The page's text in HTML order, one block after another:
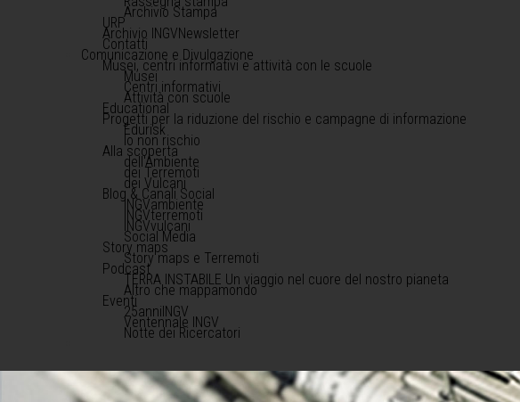
Archivio Stampa
URP
Archivio INGVNewsletter
Contatti
Comunicazione e Divulgazione
Musei, centri informativi e attività con le scuole
Musei
Centri informativi
Attività con scuole
Educational
Progetti per la riduzione del rischio e campagne di informazione
Edurisk
Io non rischio
Alla scoperta
dell'Ambiente
dei Terremoti
dei Vulcani
Blog & Canali Social
INGVambiente
INGVterremoti
INGVvulcani
Social Media
Story maps
Story maps e Terremoti
Podcast
TERRA INSTABILE Un viaggio nel cuore del nostro pianeta
Altro che mappamondo
Eventi
25anniINGV
Ventennale INGV
Notte dei Ricercatori